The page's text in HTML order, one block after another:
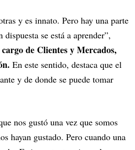
y es innato. Pero hay una parte
se está a aprender”,
de Clientes y Mercados,
En este sentido, destaca que el
y de donde se puede tomar
nos gustó una vez que somos
hayan gustado. Pero cuando una